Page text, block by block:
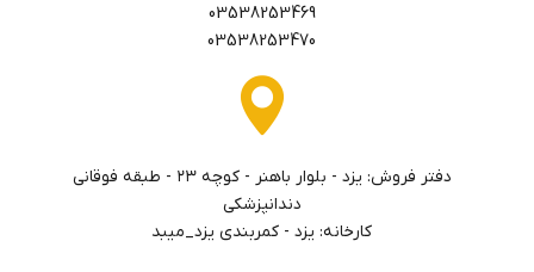
03538253469
03538253470
دفتر فروش: يزد - بلوار باهنر - كوچه ٢٣ - طبقه فوقاني
دندانپزشكي
کارخانه: یزد - کمربندی یزد_میبد